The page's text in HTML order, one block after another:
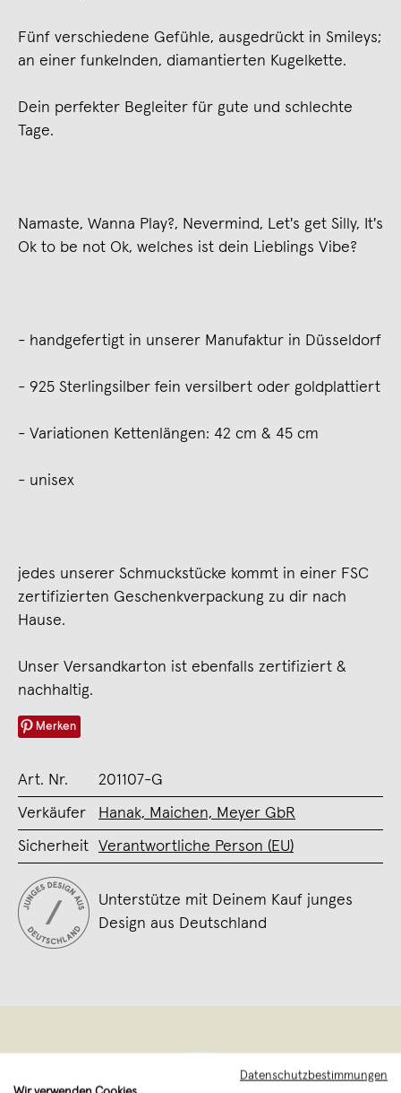
Fünf verschiedene Gefühle, ausgedrückt in Smileys;
an einer funkelnden, diamantierten Kugelkette.
Dein perfekter Begleiter für gute und schlechte
Tage.
Namaste, Wanna Play?, Nevermind, Let's get Silly, It's
Ok to be not Ok, welches ist dein Lieblings Vibe?
- handgefertigt in unserer Manufaktur in Düsseldorf
- 925 Sterlingsilber fein versilbert oder goldplattiert
- Variationen Kettenlängen: 42 cm & 45 cm
- unisex
jedes unserer Schmuckstücke kommt in einer FSC
zertifizierten Geschenkverpackung zu dir nach
Hause.
Unser Versandkarton ist ebenfalls zertifiziert &
nachhaltig.
Merken
Art. Nr. 201107-G
Verkäufer Hanak, Maichen, Meyer GbR
Sicherheit Verantwortliche Person (EU)
Unterstütze mit Deinem Kauf junges
Design aus Deutschland
Datenschutzbestimmungen